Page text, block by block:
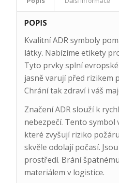
POPIS
Kvalitní ADR symboly
látky. Nabízíme etikety
Tyto prvky splní
jasně varují před rizikem
Chrání tak zdraví i váš
Značení ADR slouží k
nebezpečí. Tento symbol
které zvyšují riziko
skvěle odolají počasí.
prostředí. Brání
materiálem v logistice.